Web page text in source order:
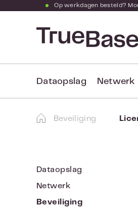
de hoofdinhoud
Ga naar de zoekopdracht
Ga naar de hoofdnavigatie
Op werkdagen besteld?
Dataopslag Netwerk
Beveiliging
Dataopslag
Netwerk
Beveiliging